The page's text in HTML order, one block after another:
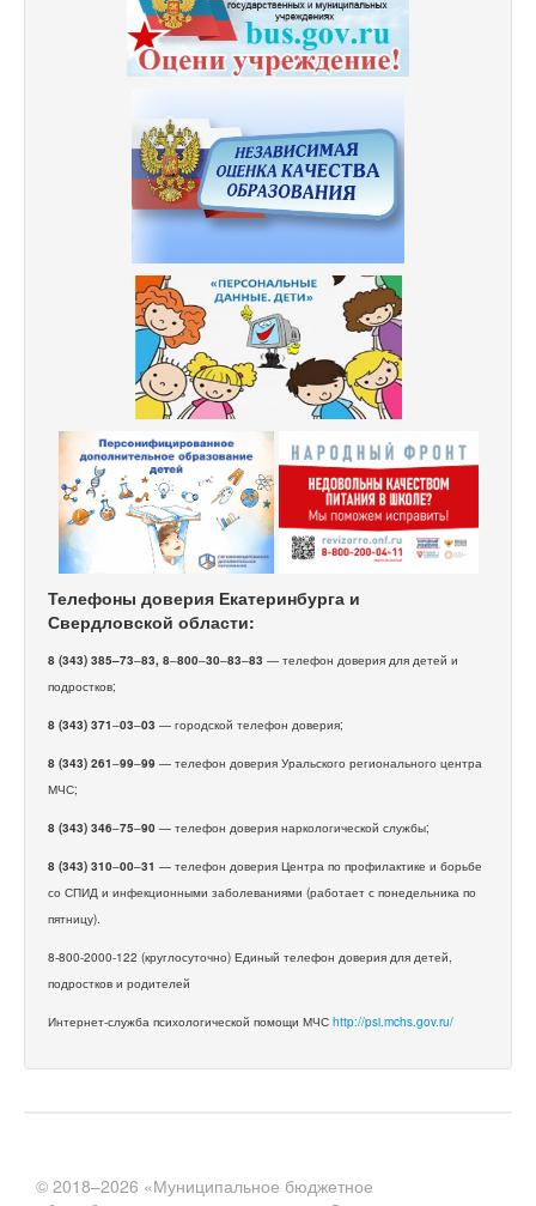
Телефоны доверия Екатеринбурга и
Свердловской области:
8 (343) 385–73–83, 8–800–30–83–83 — телефон доверия для детей и
подростков;
8 (343) 371–03–03 — городской телефон доверия;
8 (343) 261–99–99 — телефон доверия Уральского регионального центра
МЧС;
8 (343) 346–75–90 — телефон доверия наркологической службы;
8 (343) 310–00–31 — телефон доверия Центра по профилактике и борьбе
со СПИД и инфекционными заболеваниями (работает с понедельника по
пятницу).
8-800-2000-122 (круглосуточно) Единый телефон доверия для детей,
подростков и родителей
Интернет-служба психологической помощи МЧС http://psi.mchs.gov.ru/
© 2018–2026 «Муниципальное бюджетное